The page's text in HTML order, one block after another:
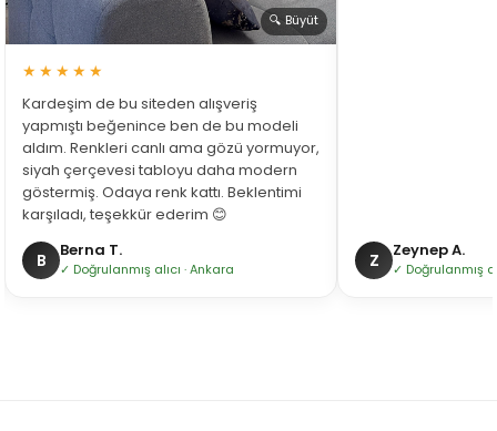
🔍 Büyüt
★★★★★
Kardeşim de bu siteden alışveriş
yapmıştı beğenince ben de bu modeli
aldım. Renkleri canlı ama gözü yormuyor,
siyah çerçevesi tabloyu daha modern
göstermiş. Odaya renk kattı. Beklentimi
karşıladı, teşekkür ederim 😊
B Berna T.
✓ Doğrulanmış alıcı · Ankara Z Zeynep A.
✓ Doğrulanmış